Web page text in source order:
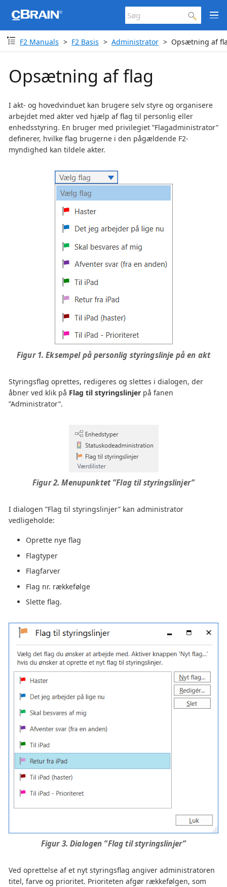
F2 Manuals F2 Basis Administrator Opsætning af
Opsætning af flag
I akt- og hovedvinduet kan brugere selv styre og organisere
arbejdet med akter ved hjælp af flag til personlig eller
enhedsstyring. En bruger med privilegiet ”Flagadministrator”
definerer, hvilke flag brugerne i den pågældende F2-
myndighed kan tildele akter.
Figur 1. Eksempel på personlig styringslinje på en akt
Styringsflag oprettes, redigeres og slettes i dialogen, der
åbner ved klik på Flag til styringslinjer på fanen
”Administrator”.
Figur 2. Menupunktet ”Flag til styringslinjer”
I dialogen ”Flag til styringslinjer” kan administrator
vedligeholde:
Oprette nye flag
Flagtyper
Flagfarver
Flag nr. rækkefølge
Slette flag.
Figur 3. Dialogen ”Flag til styringslinjer”
Ved oprettelse af et nyt styringsflag angiver administratoren
titel, farve og prioritet. Prioriteten afgør rækkefølgen, som